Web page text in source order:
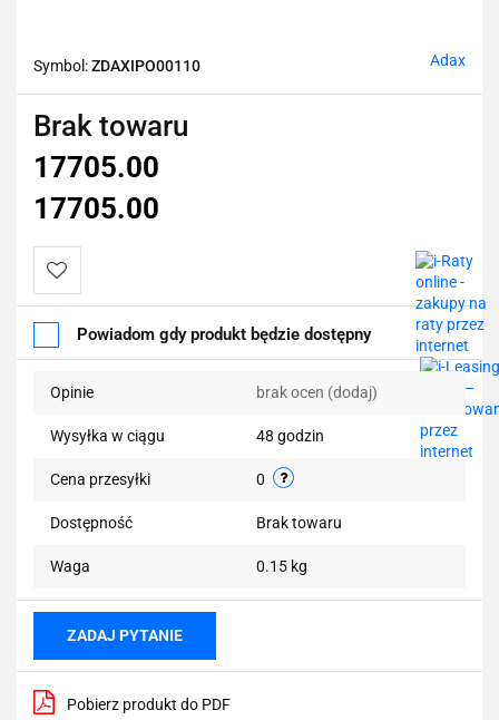
Symbol:ZDAXIPO00110 Adax
Brak towaru
17705.00
17705.00
Do
przechowalni
Powiadom gdy produkt będzie dostępny
Opinie brak ocen (dodaj)
Wysyłka w ciągu 48 godzin
Cena przesyłki 0
Dostępność Brak towaru
Waga 0.15 kg
ZADAJ PYTANIE
Pobierz produkt do PDF